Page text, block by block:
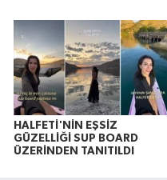
HALFETİ'NİN EŞSİZ
GÜZELLİĞİ SUP BOARD
ÜZERİNDEN TANITILDI